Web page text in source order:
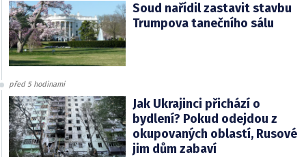
Soud nařídil zastavit stavbu
Trumpova tanečního sálu
před 5 hodinami
Jak Ukrajinci přichází o
bydlení? Pokud odejdou z
okupovaných oblastí, Rusové
jim dům zabaví